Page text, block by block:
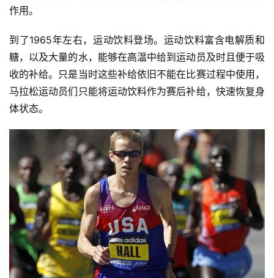
作用。
到了1965年左右，运动饮料登场。运动饮料富含电解质和
糖，以及大量的水，能够在高温中给到运动员及时且便于吸
收的补给。只是当时这些补给依旧不能在比赛过程中使用，
马拉松运动员们只能将运动饮料作为赛后补给，快速恢复身
体状态。